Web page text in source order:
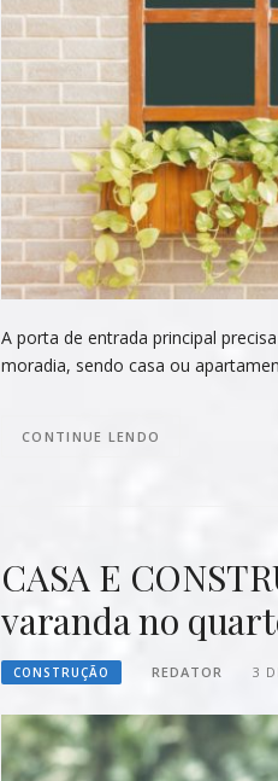
A porta de entrada principal
moradia, sendo casa ou
CONTINUE LENDO
CASA E
varanda no
CONSTRUÇÃO REDATOR 3